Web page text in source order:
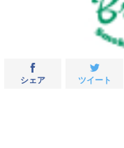
シェア ツイート